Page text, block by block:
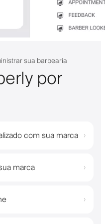
sua barbearia
por
com sua marca ›
marca ›
›